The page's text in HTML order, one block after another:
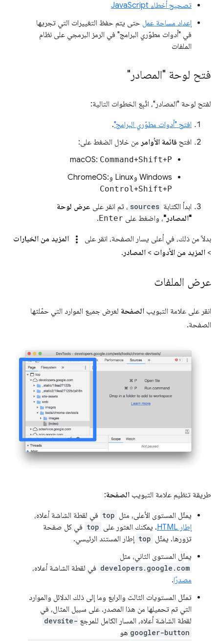
تصحيح أخطاء JavaScript
إعداد مساحة عمل حتى يتم حفظ التغييرات التي تجريها
في "أدوات مطوّري البرامج" في الرمز البرمجي على نظام
الملفات
فتح لوحة "المصادر"
لفتح لوحة "المصادر"، اتّبِع الخطوات التالية:
افتح "أدوات مطوّري البرامج".
افتح قائمة الأوامر من خلال الضغط على:
‫macOS: Command+Shift+P
‫Windows وLinux وChromeOS:
Control+Shift+P
ابدأ الكتابة sources ، ثم انقر على عرض لوحة
"المصادر"، واضغط على Enter
.
بدلاً من ذلك، في أعلى يسار الصفحة، انقر على more_vert
المزيد من الخيارات
> المزيد من الأدوات > المصادر .
عرض الملفات
انقر على علامة التبويب الصفحة لعرض جميع الموارد التي حمّلتها
الصفحة.
طريقة تنظيم علامة التبويب الصفحة:
يمثّل المستوى الأعلى، مثل top في لقطة الشاشة أعلاه،
إطار HTML
. يمكنك العثور على top في كل صفحة
تزورها. يمثّل top إطار المستند الرئيسي.
يمثّل المستوى الثاني، مثل
developers.google.com في لقطة الشاشة أعلاه،
مصدرًا.
تمثّل المستويات الثالث والرابع وما إلى ذلك الدلائل والموارد
التي تم تحميلها من هذا المصدر. على سبيل المثال، في
لقطة الشاشة أعلاه، المسار الكامل للمرجع devsite-
googler-button هو